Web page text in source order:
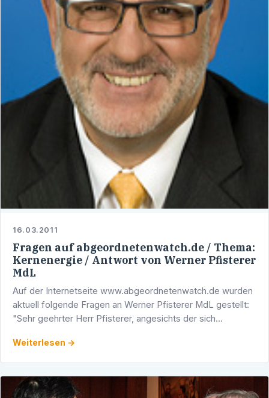
16.03.2011
Fragen auf abgeordnetenwatch.de / Thema:
Kernenergie / Antwort von Werner Pfisterer
MdL
Auf der Internetseite www.abgeordnetenwatch.de wurden
aktuell folgende Fragen an Werner Pfisterer MdL gestellt:
"Sehr geehrter Herr Pfisterer, angesichts der sich
Weiterlesen →